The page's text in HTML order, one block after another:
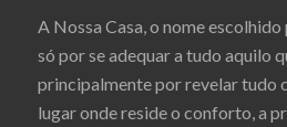
A Nossa Casa, o nome
só por se adequar a tudo aquilo
principalmente por revelar tudo
lugar onde reside o conforto, a